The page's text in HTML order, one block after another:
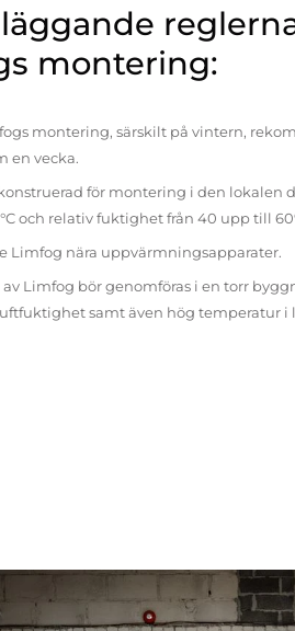
montering:
montering, särskilt på vintern,
en vecka.
för montering i den lokalen
och relativ fuktighet från 40 upp till
Limfog nära uppvärmningsapparater.
Limfog bör genomföras i en torr
samt även hög temperatur i